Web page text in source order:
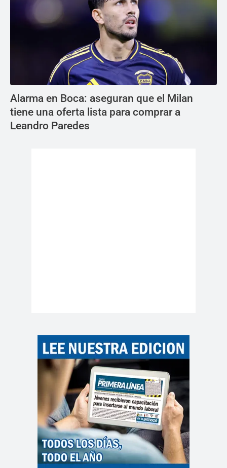
Alarma en Boca: aseguran que el Milan
tiene una oferta lista para comprar a
Leandro Paredes